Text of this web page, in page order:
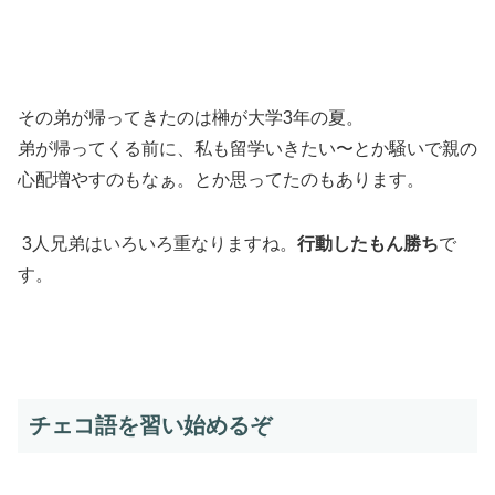
その弟が帰ってきたのは榊が大学3年の夏。
弟が帰ってくる前に、私も留学いきたい〜とか騒いで親の
心配増やすのもなぁ。とか思ってたのもあります。
3人兄弟はいろいろ重なりますね。 行動したもん勝ちで
す。
チェコ語を習い始めるぞ